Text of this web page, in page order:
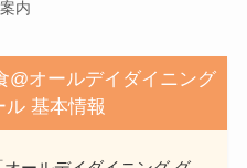
内
@オールデイダイニング
ル 基本情報